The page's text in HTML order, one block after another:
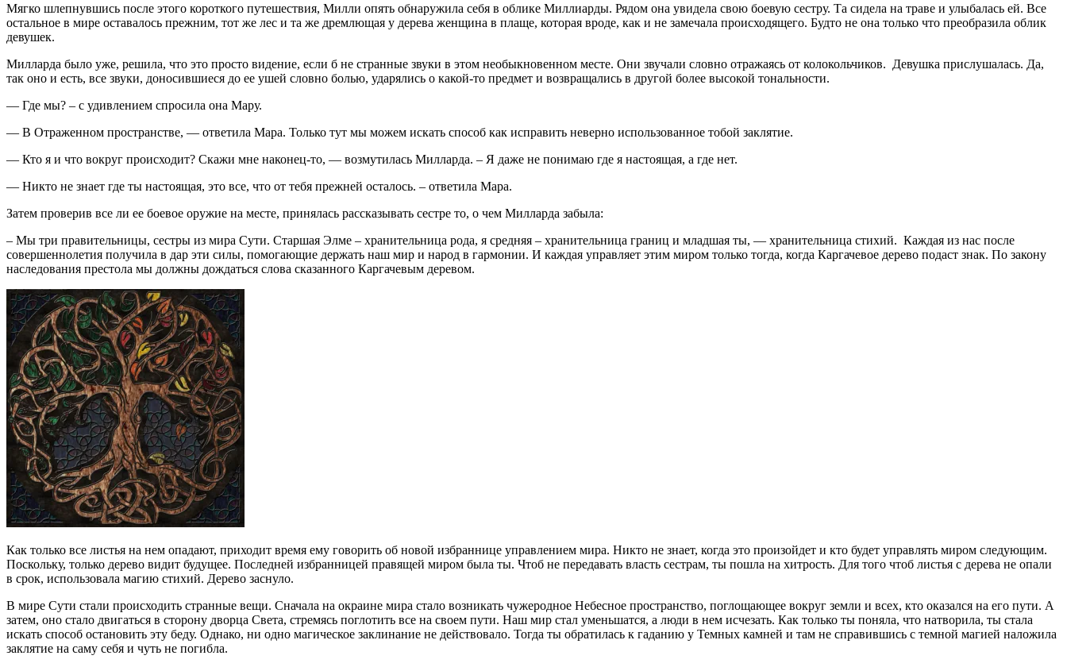
Мягко шлепнувшись после этого короткого путешествия, Милли опять обнаружила себя в облике Миллиарды. Рядом она увидела свою боевую сестру. Та сидела на траве и улыбалась ей. Все
остальное в мире оставалось прежним, тот же лес и та же дремлющая у дерева женщина в плаще, которая вроде, как и не замечала происходящего. Будто не она только что преобразила облик
девушек.
Милларда было уже, решила, что это просто видение, если б не странные звуки в этом необыкновенном месте. Они звучали словно отражаясь от колокольчиков. Девушка прислушалась. Да,
так оно и есть, все звуки, доносившиеся до ее ушей словно болью, ударялись о какой-то предмет и возвращались в другой более высокой тональности.
— Где мы? – с удивлением спросила она Мару.
— В Отраженном пространстве, — ответила Мара. Только тут мы можем искать способ как исправить неверно использованное тобой заклятие.
— Кто я и что вокруг происходит? Скажи мне наконец-то, — возмутилась Милларда. – Я даже не понимаю где я настоящая, а где нет.
— Никто не знает где ты настоящая, это все, что от тебя прежней осталось. – ответила Мара.
Затем проверив все ли ее боевое оружие на месте, принялась рассказывать сестре то, о чем Милларда забыла:
– Мы три правительницы, сестры из мира Сути. Старшая Элме – хранительница рода, я средняя – хранительница границ и младшая ты, — хранительница стихий. Каждая из нас после
совершеннолетия получила в дар эти силы, помогающие держать наш мир и народ в гармонии. И каждая управляет этим миром только тогда, когда Каргачевое дерево подаст знак. По закону
наследования престола мы должны дождаться слова сказанного Каргачевым деревом.
Как только все листья на нем опадают, приходит время ему говорить об новой избраннице управлением мира. Никто не знает, когда это произойдет и кто будет управлять миром следующим.
Поскольку, только дерево видит будущее. Последней избранницей правящей миром была ты. Чтоб не передавать власть сестрам, ты пошла на хитрость. Для того чтоб листья с дерева не опали
в срок, использовала магию стихий. Дерево заснуло.
В мире Сути стали происходить странные вещи. Сначала на окраине мира стало возникать чужеродное Небесное пространство, поглощающее вокруг земли и всех, кто оказался на его пути. А
затем, оно стало двигаться в сторону дворца Света, стремясь поглотить все на своем пути. Наш мир стал уменьшатся, а люди в нем исчезать. Как только ты поняла, что натворила, ты стала
искать способ остановить эту беду. Однако, ни одно магическое заклинание не действовало. Тогда ты обратилась к гаданию у Темных камней и там не справившись с темной магией наложила
заклятие на саму себя и чуть не погибла.